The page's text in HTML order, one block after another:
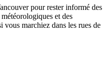
pour rester informé des
et des
marchiez dans les rues de